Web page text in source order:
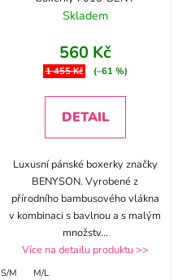
Skladem
560 Kč
1 455 Kč (–61 %)
DETAIL
Luxusní pánské boxerky značky
BENYSON. Vyrobené z
přírodního bambusového vlákna
v kombinaci s bavlnou a s malým
množstv...
Více na detailu produktu >>
S/M M/L